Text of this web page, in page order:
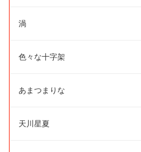
渦
色々な十字架
あまつまりな
天川星夏